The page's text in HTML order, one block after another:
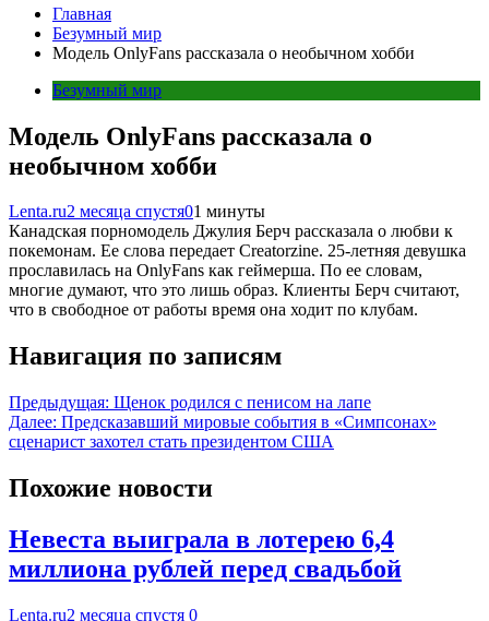
Главная
Безумный мир
Модель OnlyFans рассказала о необычном хобби
Безумный мир
Модель OnlyFans рассказала о
необычном хобби
Lenta.ru2 месяца спустя01 минуты
Канадская порномодель Джулия Берч рассказала о любви к
покемонам. Ее слова передает Creatorzine. 25-летняя девушка
прославилась на OnlyFans как геймерша. По ее словам,
многие думают, что это лишь образ. Клиенты Берч считают,
что в свободное от работы время она ходит по клубам.
Навигация по записям
Предыдущая: Щенок родился с пенисом на лапе
Далее: Предсказавший мировые события в «Симпсонах»
сценарист захотел стать президентом США
Похожие новости
Невеста выиграла в лотерею 6,4
миллиона рублей перед свадьбой
Lenta.ru2 месяца спустя 0